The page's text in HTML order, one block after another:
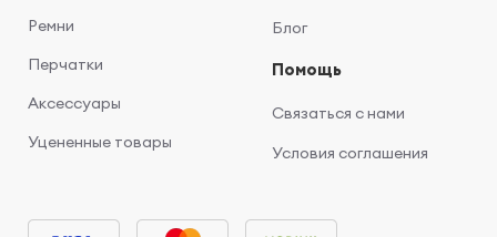
Ремни
Перчатки
Аксессуары
Уцененные товары
Блог
Помощь
Связаться с нами
Условия соглашения